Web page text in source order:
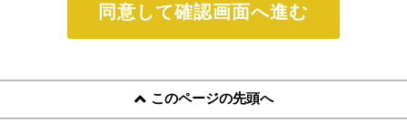
同意して確認画面へ進む
このページの先頭へ